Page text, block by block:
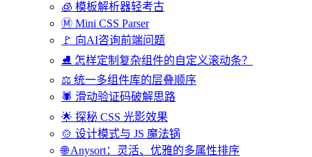
🧊 模板解析器轻考古
Ⓜ️ Mini CSS Parser
🚩 向AI咨询前端问题
⛸️ 怎样定制复杂组件的自定义滚动条？
⚖️ 统一多组件库的层叠顺序
🕷️ 滑动验证码破解思路
🌟 探秘 CSS 光影效果
🍲 设计模式与 JS 魔法锅
🌐 Anysort：灵活、优雅的多属性排序